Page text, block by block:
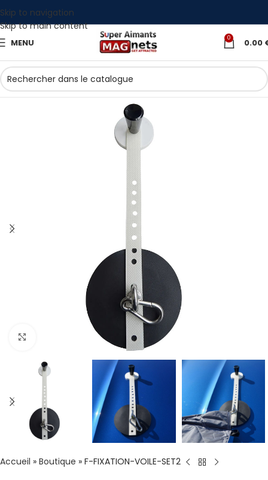
Skip to navigation
Skip to main content
MENU 0 0.00
Accueil » Boutique » F-FIXATION-VOILE-SET2